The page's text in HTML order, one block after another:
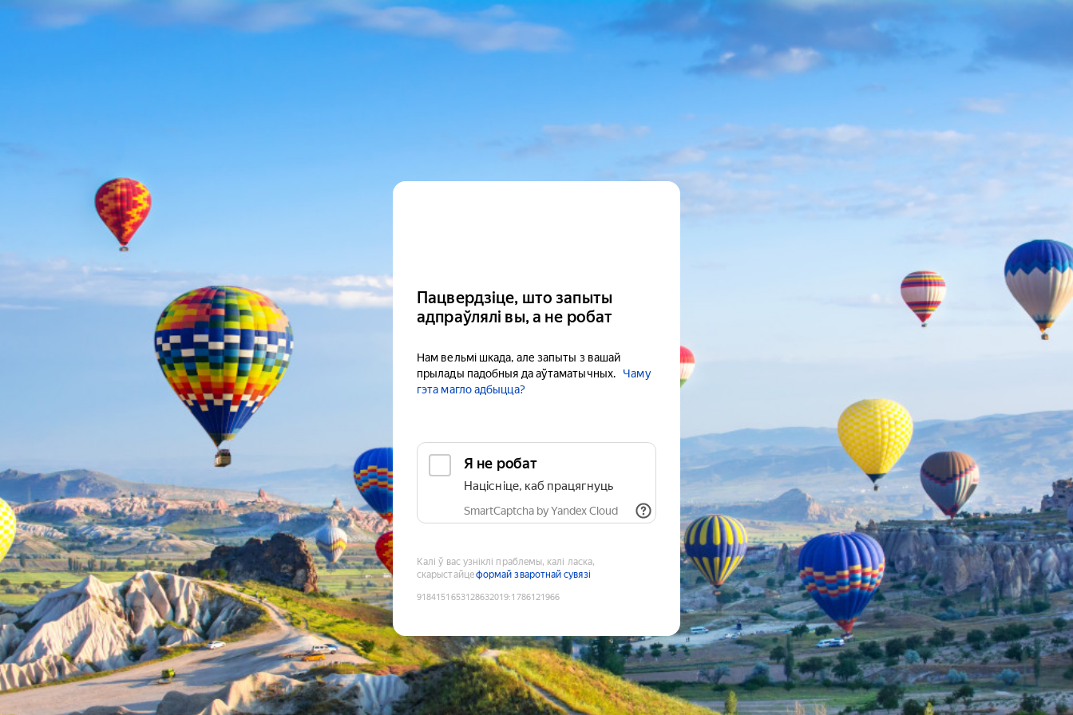
Пацвердзіце, што запыты
адпраўлялі вы, а не робат
Нам вельмі шкада, але запыты з вашай
прылады падобныя да аўтаматычных.
Чаму
гэта магло адбыцца?
Я не робат
Націсніце, каб працягнуць
SmartCaptcha by Yandex Cloud
Калі ў вас узніклі праблемы, калі ласка,
скарыстайцеформай зваротнай сувязі
9184151653128632019:1786121966